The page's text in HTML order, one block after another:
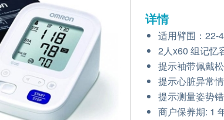
详情
适用臂围：22-
2人x60 组记忆
提示袖带佩戴
提示心脏异常
提示测量姿势
商户保养期: 1